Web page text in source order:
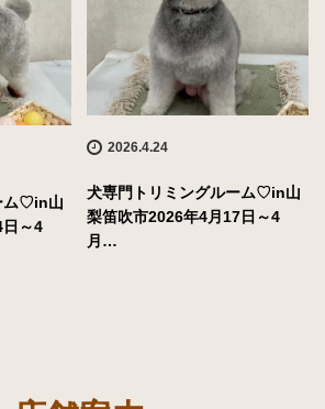
ム♡in山
～4
2026.4.24
犬専門トリミングルーム♡in山
梨笛吹市2026年4月17日～4
月…